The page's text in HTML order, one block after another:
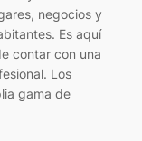
negocios y
Es aquí
contar con una
Los
gama de